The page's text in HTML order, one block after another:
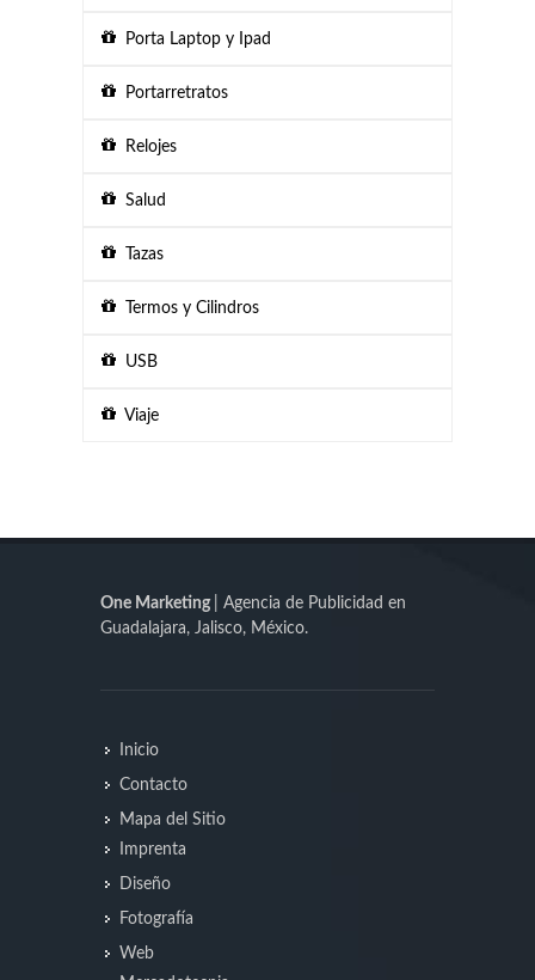
Porta Laptop y Ipad
Portarretratos
Relojes
Salud
Tazas
Termos y Cilindros
USB
Viaje
One Marketing
| Agencia de Publicidad en
Guadalajara, Jalisco, México.
Inicio
Contacto
Mapa del Sitio
Imprenta
Diseño
Fotografía
Web